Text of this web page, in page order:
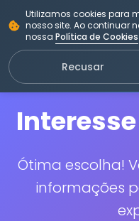
Utilizamos cookies para
nosso site. Ao continuar
nossa Política de Cookies
Recusar
Vitasystem
Ótima escolha!
informações